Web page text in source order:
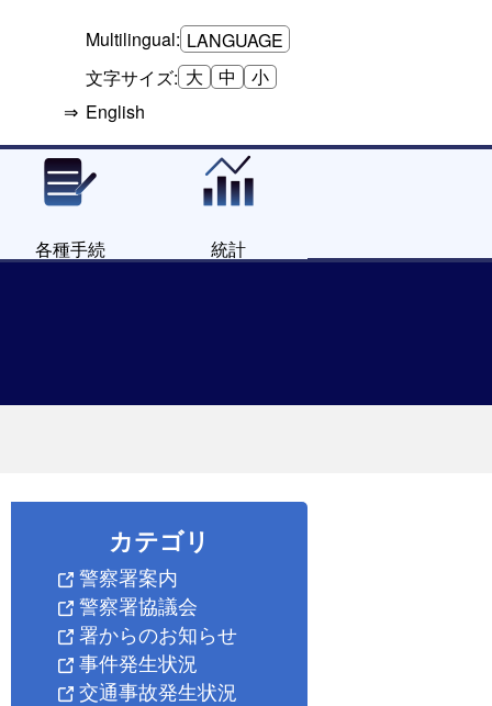
Multilingual: LANGUAGE
文字サイズ: 大 中
小
English
各種手続 統計
カテゴリ
警察署案内
警察署協議会
署からのお知らせ
事件発生状況
交通事故発生状況